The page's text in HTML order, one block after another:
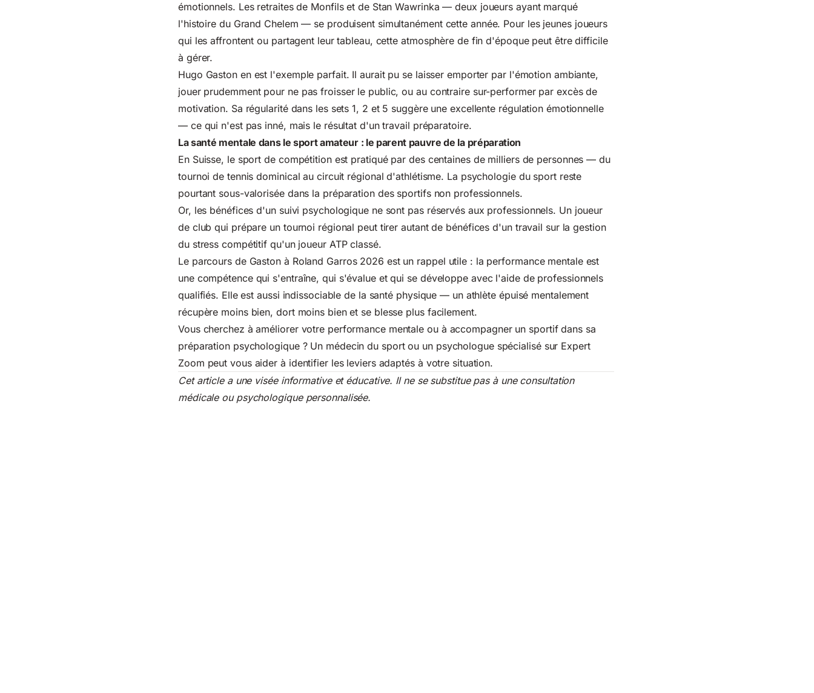
émotionnels. Les retraites de Monfils et de Stan Wawrinka — deux joueurs ayant marqué
l'histoire du Grand Chelem — se produisent simultanément cette année. Pour les jeunes joueurs
qui les affrontent ou partagent leur tableau, cette atmosphère de fin d'époque peut être difficile
à gérer.
Hugo Gaston en est l'exemple parfait. Il aurait pu se laisser emporter par l'émotion ambiante,
jouer prudemment pour ne pas froisser le public, ou au contraire sur-performer par excès de
motivation. Sa régularité dans les sets 1, 2 et 5 suggère une excellente régulation émotionnelle
— ce qui n'est pas inné, mais le résultat d'un travail préparatoire.
La santé mentale dans le sport amateur : le parent pauvre de la préparation
En Suisse, le sport de compétition est pratiqué par des centaines de milliers de personnes — du
tournoi de tennis dominical au circuit régional d'athlétisme. La psychologie du sport reste
pourtant sous-valorisée dans la préparation des sportifs non professionnels.
Or, les bénéfices d'un suivi psychologique ne sont pas réservés aux professionnels. Un joueur
de club qui prépare un tournoi régional peut tirer autant de bénéfices d'un travail sur la gestion
du stress compétitif qu'un joueur ATP classé.
Le parcours de Gaston à Roland Garros 2026 est un rappel utile : la performance mentale est
une compétence qui s'entraîne, qui s'évalue et qui se développe avec l'aide de professionnels
qualifiés. Elle est aussi indissociable de la santé physique — un athlète épuisé mentalement
récupère moins bien, dort moins bien et se blesse plus facilement.
Vous cherchez à améliorer votre performance mentale ou à accompagner un sportif dans sa
préparation psychologique ? Un médecin du sport ou un psychologue spécialisé sur Expert
Zoom peut vous aider à identifier les leviers adaptés à votre situation.
Cet article a une visée informative et éducative. Il ne se substitue pas à une consultation
médicale ou psychologique personnalisée.